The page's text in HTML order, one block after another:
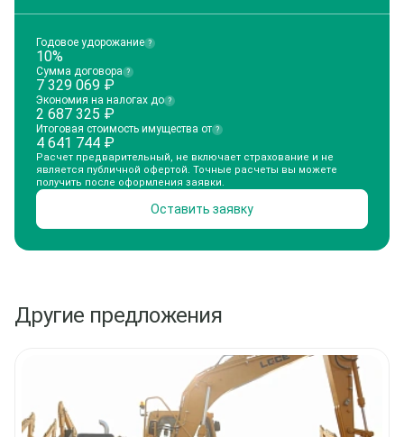
Годовое удорожание ?
10%
Сумма договора ?
7 329 069 ₽
Экономия на налогах до ?
2 687 325 ₽
Итоговая стоимость имущества от ?
4 641 744 ₽
Расчет предварительный, не включает страхование и не
является публичной офертой. Точные расчеты вы можете
получить после оформления заявки.
Оставить заявку
Другие предложения